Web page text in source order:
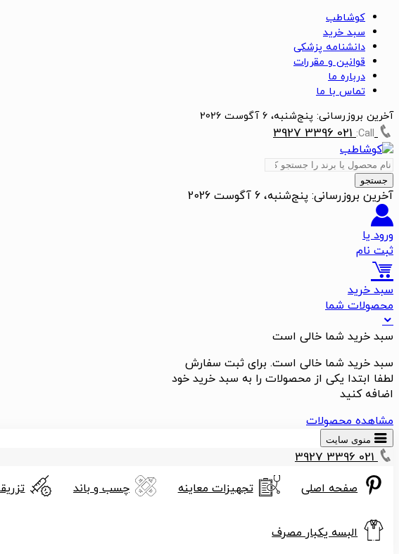
کوشاطب
سبد خرید
دانشنامه پزشکی
قوانین و مقررات
درباره ما
تماس با ما
آخرین بروزرسانی: پنج‌شنبه، 6 آگوست 2026
Call:
021 3396 3927
جستجو
آخرین بروزرسانی: پنج‌شنبه، 6 آگوست 2026
ورود یا
ثبت نام
سبد خرید
محصولات شما
سبد خرید شما خالی است
سبد خرید شما خالی است. برای ثبت سفارش
لطفا ابتدا یکی از محصولات را به سبد خرید خود
اضافه کنید
مشاهده محصولات
منوی سایت
021 3396 3927
صفحه اصلی تجهیزات معاینه چسب و باند
البسه یکبار مصرف